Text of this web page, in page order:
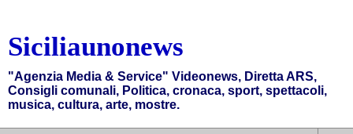
Siciliaunonews
"Agenzia Media & Service" Videonews, Diretta ARS,
Consigli comunali, Politica, cronaca, sport, spettacoli,
musica, cultura, arte, mostre.